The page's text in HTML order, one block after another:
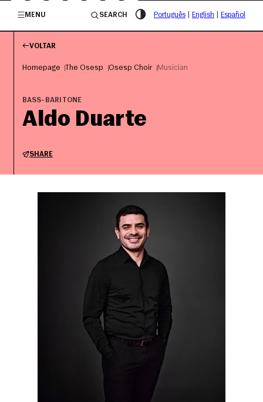
/governosp
MENU
SEARCH Português English Español
VOLTAR
Homepage The Osesp Osesp Choir Musician
BASS-BARITONE
Aldo Duarte
SHARE